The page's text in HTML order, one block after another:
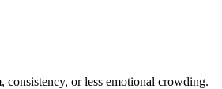
consistency, or less emotional crowding.